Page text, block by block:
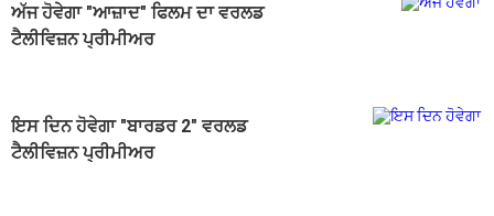
ਅੱਜ ਹੋਵੇਗਾ "ਆਜ਼ਾਦ" ਫਿਲਮ ਦਾ ਵਰਲਡ
ਟੈਲੀਵਿਜ਼ਨ ਪ੍ਰੀਮੀਅਰ
ਇਸ ਦਿਨ ਹੋਵੇਗਾ "ਬਾਰਡਰ 2" ਵਰਲਡ
ਟੈਲੀਵਿਜ਼ਨ ਪ੍ਰੀਮੀਅਰ